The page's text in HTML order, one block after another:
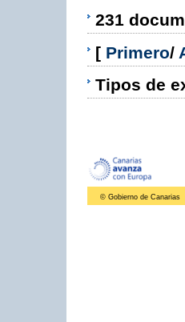
231
[ Primero/
Tipos de
© Gobierno de Canarias